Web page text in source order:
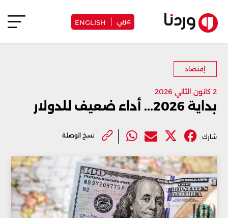
عربي ENGLISH
إقتصاد
2 كانون الثاني 2026
بداية 2026... أداء ضعيف للدولار
شارك نسخ الوصلة